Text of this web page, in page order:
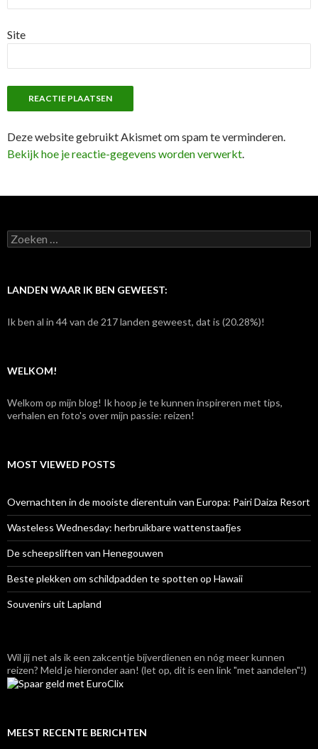
Site
Deze website gebruikt Akismet om spam te verminderen.
Bekijk hoe je reactie-gegevens worden verwerkt.
Z
o
e
a
LANDEN WAAR IK BEN GEWEEST:
Ik ben al in 44 van de 217 landen geweest, dat is (20.28%)!
WELKOM!
Welkom op mijn blog! Ik hoop je te kunnen inspireren met tips,
verhalen en foto's over mijn passie: reizen!
MOST VIEWED POSTS
Overnachten in de mooiste dierentuin van Europa: Pairi Daiza Resort
Wasteless Wednesday: herbruikbare wattenstaafjes
De scheepsliften van Henegouwen
Beste plekken om schildpadden te spotten op Hawaii
Souvenirs uit Lapland
Wil jij net als ik een zakcentje bijverdienen en nóg meer kunnen
reizen? Meld je hieronder aan! (let op, dit is een link "met aandelen"!)
MEEST RECENTE BERICHTEN